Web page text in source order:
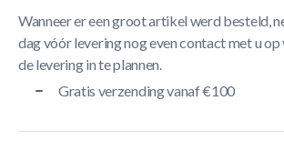
Wanneer er een groot artikel werd besteld,
dag vóór levering nog even contact met u op
de levering in te plannen.
Gratis verzending vanaf €100